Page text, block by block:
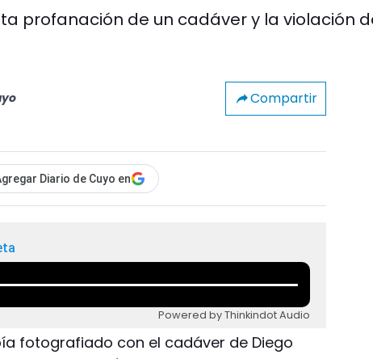
profanación de un cadáver y la violación
Compartir
Diario de Cuyo en
Powered by Thinkindot Audio
fotografiado con el cadáver de Diego